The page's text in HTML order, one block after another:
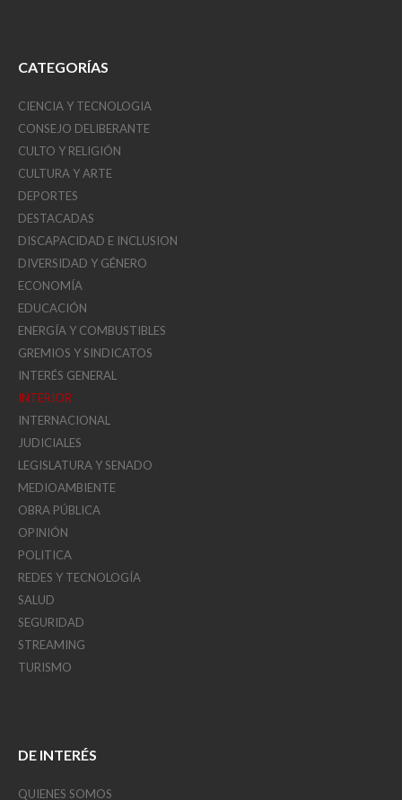
CATEGORÍAS
CIENCIA Y TECNOLOGIA
CONSEJO DELIBERANTE
CULTO Y RELIGIÓN
CULTURA Y ARTE
DEPORTES
DESTACADAS
DISCAPACIDAD E INCLUSION
DIVERSIDAD Y GÉNERO
ECONOMÍA
EDUCACIÓN
ENERGÍA Y COMBUSTIBLES
GREMIOS Y SINDICATOS
INTERÉS GENERAL
INTERIOR
INTERNACIONAL
JUDICIALES
LEGISLATURA Y SENADO
MEDIOAMBIENTE
OBRA PÚBLICA
OPINIÓN
POLITICA
REDES Y TECNOLOGÍA
SALUD
SEGURIDAD
STREAMING
TURISMO
DE INTERÉS
QUIENES SOMOS